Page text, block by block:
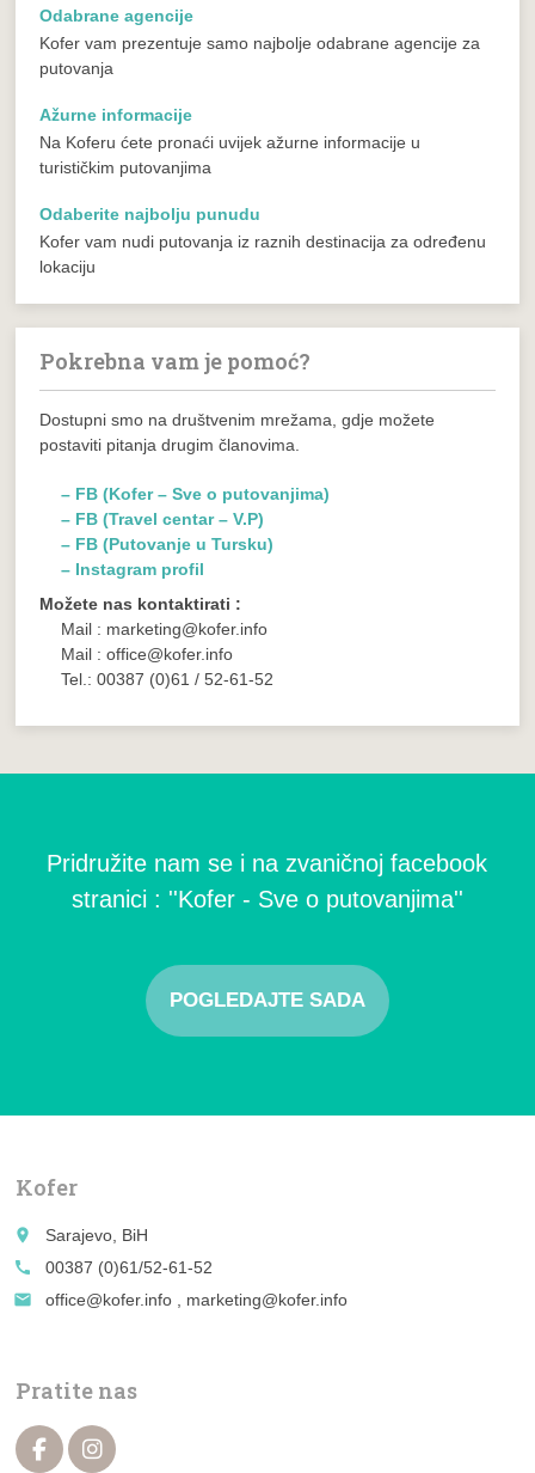
Odabrane agencije
Kofer vam prezentuje samo najbolje odabrane agencije za
putovanja
Ažurne informacije
Na Koferu ćete pronaći uvijek ažurne informacije u
turističkim putovanjima
Odaberite najbolju punudu
Kofer vam nudi putovanja iz raznih destinacija za određenu
lokaciju
Pokrebna vam je pomoć?
Dostupni smo na društvenim mrežama, gdje možete
postaviti pitanja drugim članovima.
– FB (Kofer – Sve o putovanjima)
– FB (Travel centar – V.P)
– FB (Putovanje u Tursku)
– Instagram profil
Možete nas kontaktirati :
Mail : marketing@kofer.info
Mail : office@kofer.info
Tel.: 00387 (0)61 / 52-61-52
Pridružite nam se i na zvaničnoj facebook
stranici : ''Kofer - Sve o putovanjima''
POGLEDAJTE SADA
Kofer
place
Sarajevo, BiH
call
00387 (0)61/52-61-52
email
office@kofer.info , marketing@kofer.info
Pratite nas